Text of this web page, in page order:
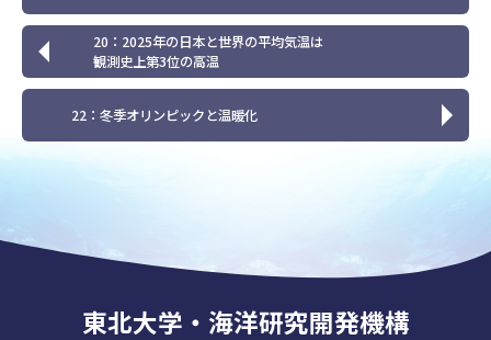
20：2025年の日本と世界の平均気温は
観測史上第3位の高温
22：冬季オリンピックと温暖化
東北大学・海洋研究開発機構